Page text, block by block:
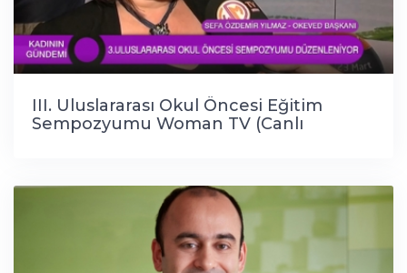
III. Uluslararası Okul Öncesi Eğitim
Sempozyumu Woman TV (Canlı